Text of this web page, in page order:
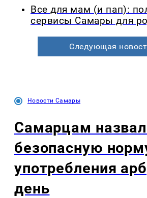
Все для мам (и пап):
сервисы Самары для
Следующая
Новости Самары
Самарцам
безопасную
употребления
день